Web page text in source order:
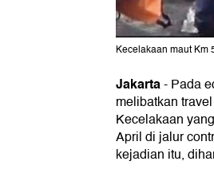
Kecelakaan maut Km
Jakarta-Pada
melibatkan
Kecelakaan
April di jalur
kejadian itu,